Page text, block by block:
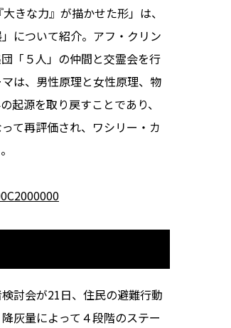
きな力』が描かせた形」は、
について紹介。アフ・クリン
「５人」の仲間と交霊会を行
は、男性原理と女性原理、物
起源を取り戻すことであり、
て再評価され、ワシリー・カ
討会が21日、住民の避難行動
灰量によって４段階のステー